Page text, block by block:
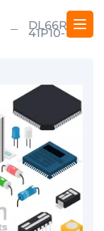
DL66R-20-
41P10-1A